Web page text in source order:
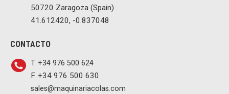
50720 Zaragoza (Spain)
41.612420, -0.837048
CONTACTO
T. +34 976 500 624
F. +34 976 500 630
sales@maquinariacolas.com